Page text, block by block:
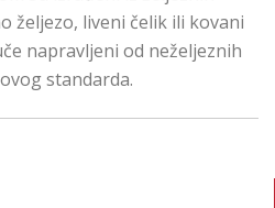
željezo, liveni čelik ili kovani
napravljeni od neželjeznih
standarda.